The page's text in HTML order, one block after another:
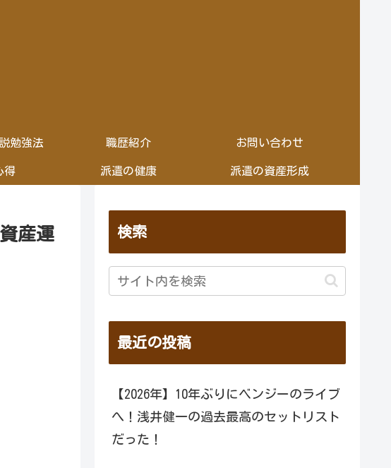
勉強法 職歴紹介 お問い合わせ
得 派遣の健康 派遣の資産形成
産運
検索
最近の投稿
【2026年】10年ぶりにベンジーのライブ
へ！浅井健一の過去最高のセットリスト
だった！